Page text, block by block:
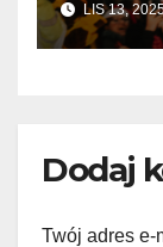
LIS 13,
Dodaj
Twój adres e-